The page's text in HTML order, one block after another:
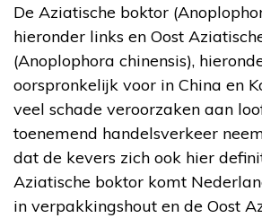
De Aziatische boktor
hieronder links en Oost
(Anoplophora chinensis),
oorspronkelijk voor in China en
veel schade veroorzaken aan
toenemend handelsverkeer
dat de kevers zich ook hier
Aziatische boktor komt
in verpakkingshout en de Oost